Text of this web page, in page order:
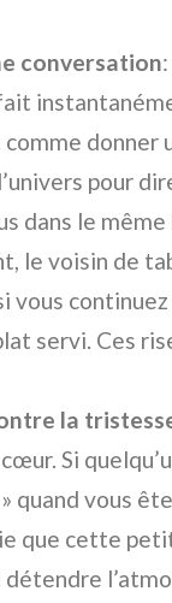
conversation
comme donner
pour
dans le même
le voisin de
vous
servi. Ces
la
Si
quand vous
que cette